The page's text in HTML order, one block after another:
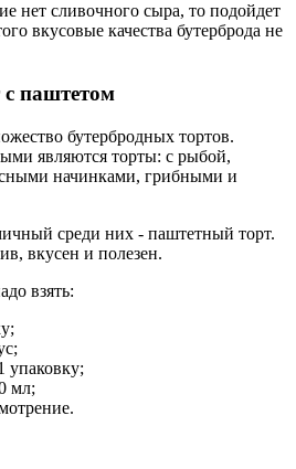
нет сливочного сыра, то подойдет
вкусовые качества бутерброда не
паштетом
бутербродных тортов.
являются торты: с рыбой,
начинками, грибными и
среди них - паштетный торт.
вкусен и полезен.
взять:
упаковку;
мл;